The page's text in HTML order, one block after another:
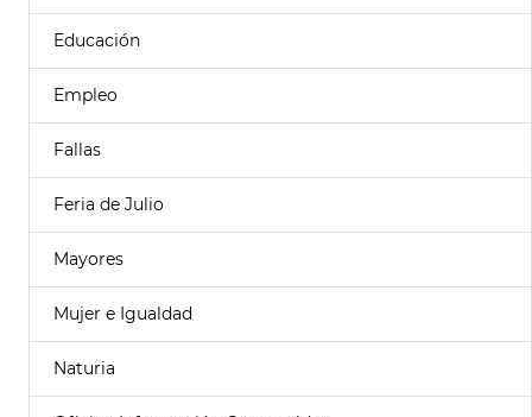
Educación
Empleo
Fallas
Feria de Julio
Mayores
Mujer e Igualdad
Naturia